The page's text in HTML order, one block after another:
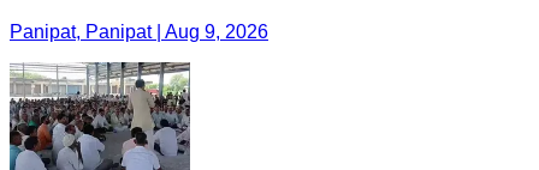
Panipat, Panipat | Aug 9, 2026